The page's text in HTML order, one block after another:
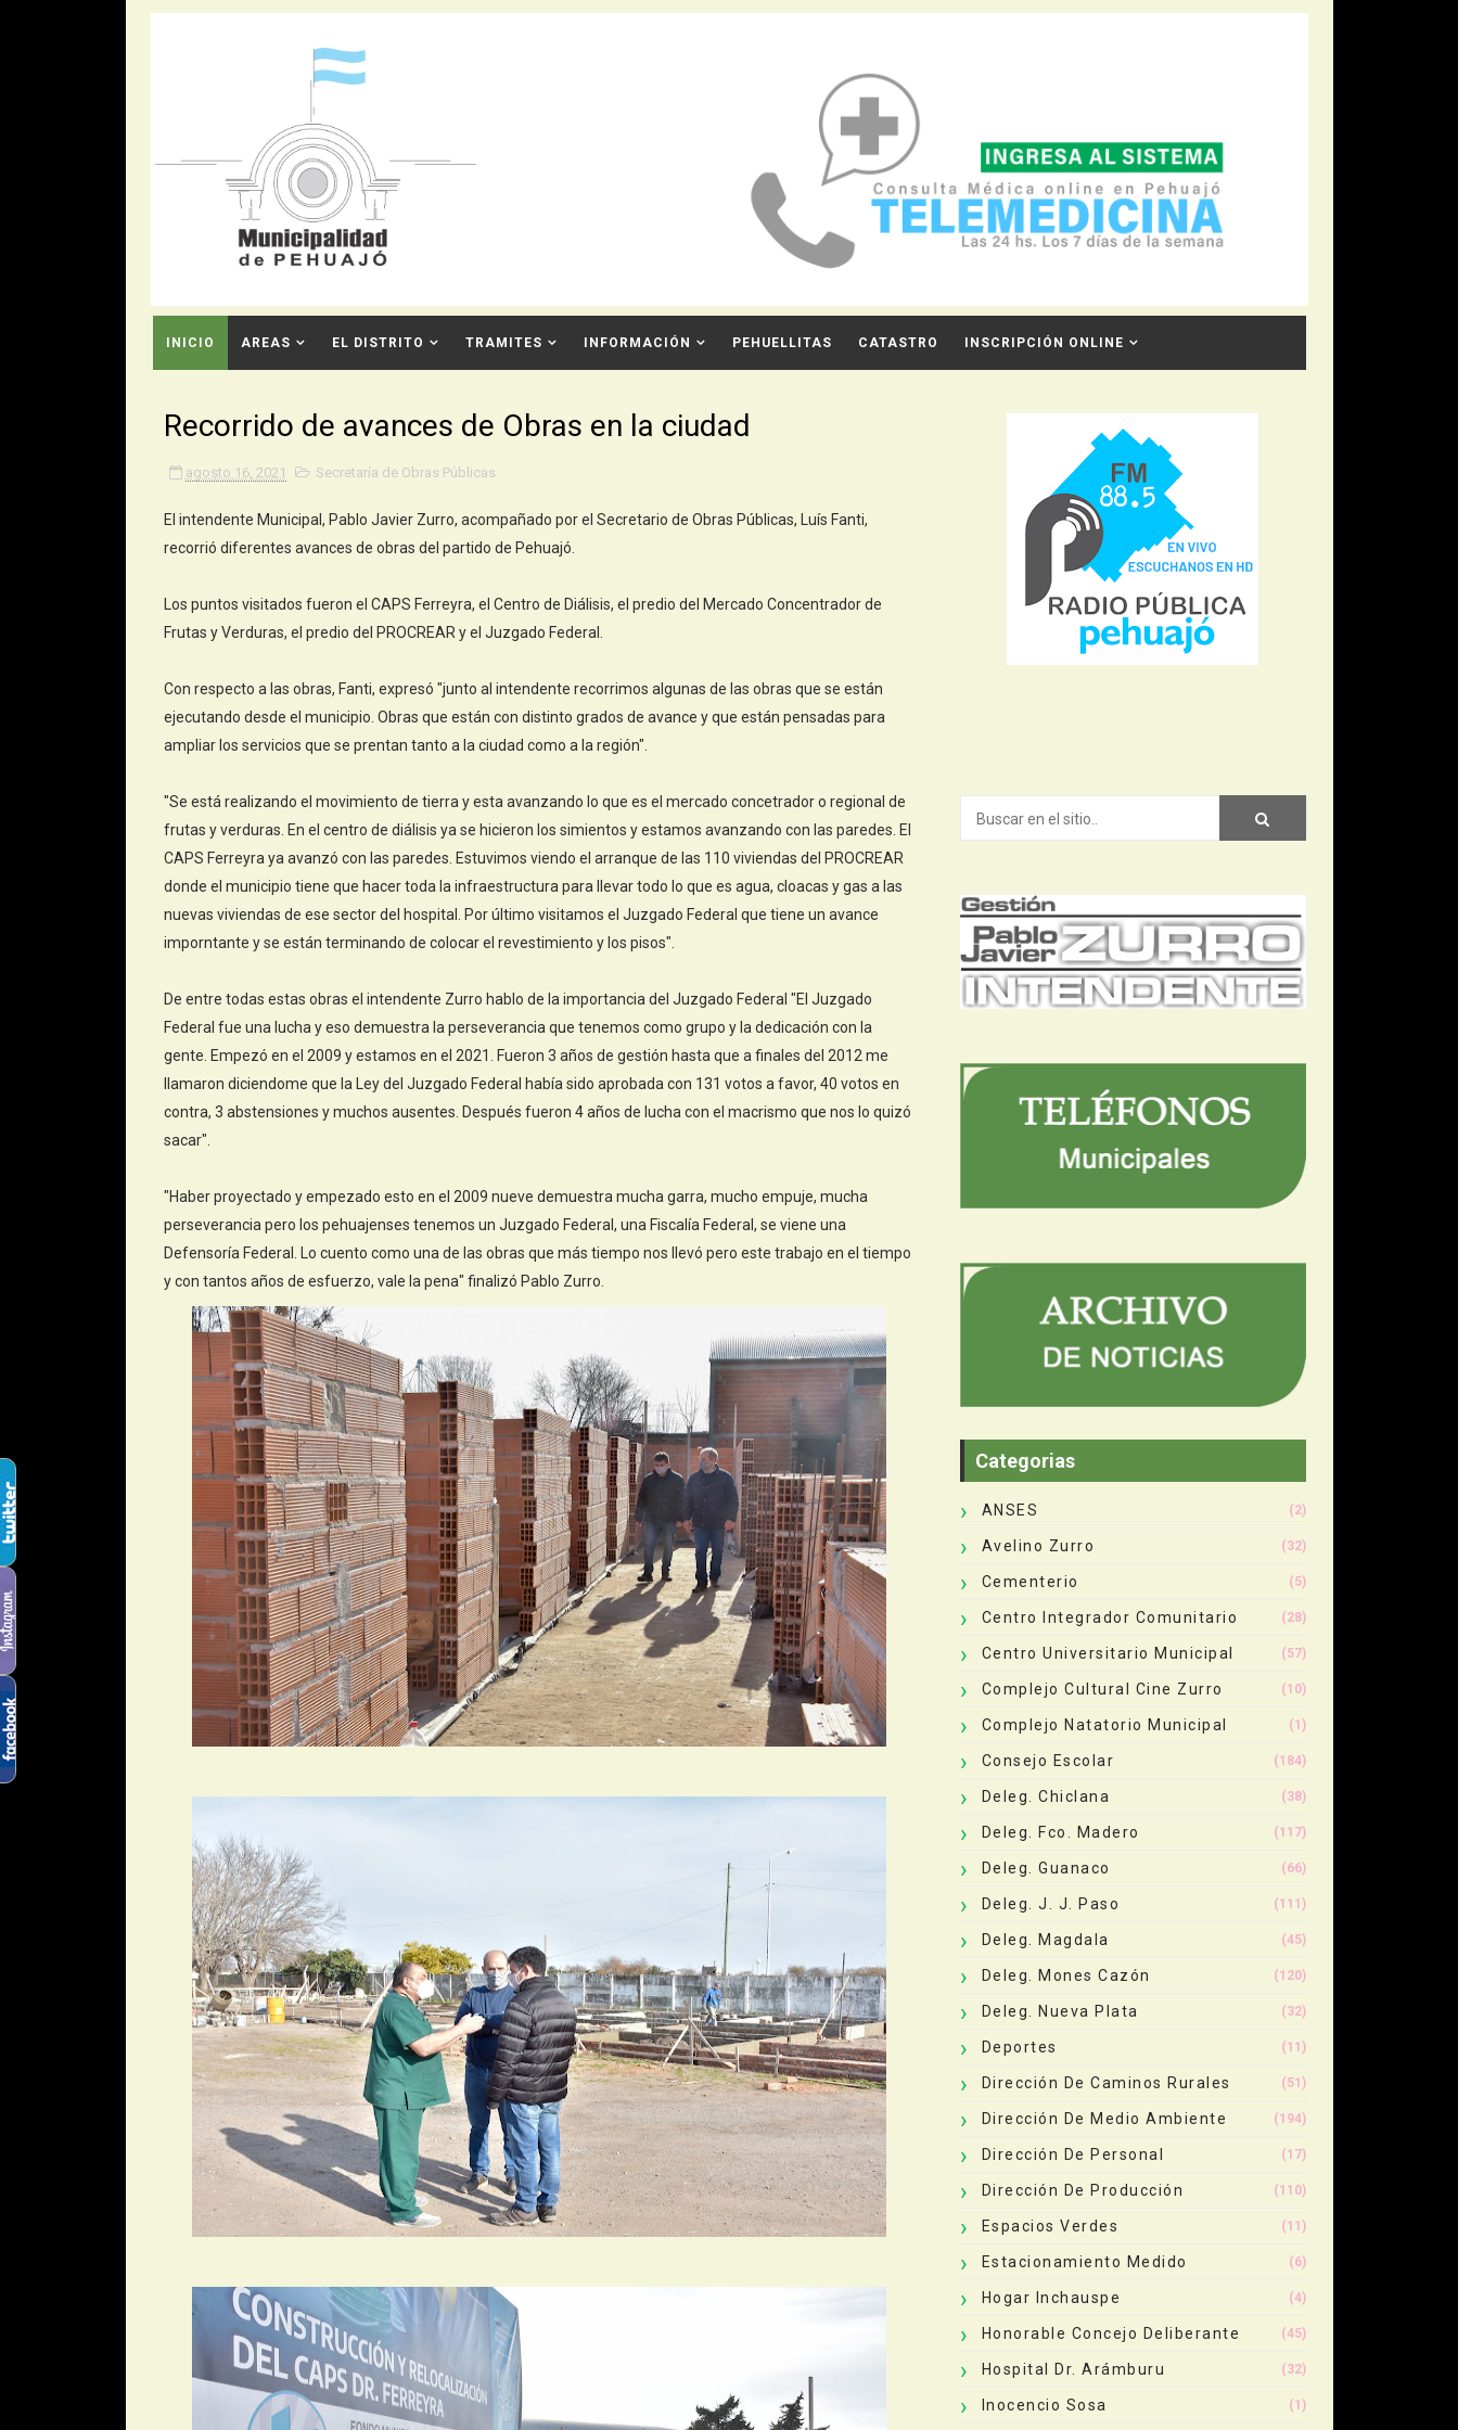
INICIO AREAS EL DISTRITO TRAMITES INFORMACIÓN PEHUELLITAS CATASTRO INSCRIPCIÓN ONLINE
Recorrido de avances de Obras en la ciudad
agosto 16, 2021 Secretaría de Obras Públicas
El intendente Municipal, Pablo Javier Zurro, acompañado por el Secretario de Obras Públicas, Luís Fanti,
recorrió diferentes avances de obras del partido de Pehuajó.
Los puntos visitados fueron el CAPS Ferreyra, el Centro de Diálisis, el predio del Mercado Concentrador de
Frutas y Verduras, el predio del PROCREAR y el Juzgado Federal.
Con respecto a las obras, Fanti, expresó "junto al intendente recorrimos algunas de las obras que se están
ejecutando desde el municipio. Obras que están con distinto grados de avance y que están pensadas para
ampliar los servicios que se prentan tanto a la ciudad como a la región".
"Se está realizando el movimiento de tierra y esta avanzando lo que es el mercado concetrador o regional de
frutas y verduras. En el centro de diálisis ya se hicieron los simientos y estamos avanzando con las paredes. El
CAPS Ferreyra ya avanzó con las paredes. Estuvimos viendo el arranque de las 110 viviendas del PROCREAR
donde el municipio tiene que hacer toda la infraestructura para llevar todo lo que es agua, cloacas y gas a las
nuevas viviendas de ese sector del hospital. Por último visitamos el Juzgado Federal que tiene un avance
imporntante y se están terminando de colocar el revestimiento y los pisos".
De entre todas estas obras el intendente Zurro hablo de la importancia del Juzgado Federal "El Juzgado
Federal fue una lucha y eso demuestra la perseverancia que tenemos como grupo y la dedicación con la
gente. Empezó en el 2009 y estamos en el 2021. Fueron 3 años de gestión hasta que a finales del 2012 me
llamaron diciendome que la Ley del Juzgado Federal había sido aprobada con 131 votos a favor, 40 votos en
contra, 3 abstensiones y muchos ausentes. Después fueron 4 años de lucha con el macrismo que nos lo quizó
sacar".
"Haber proyectado y empezado esto en el 2009 nueve demuestra mucha garra, mucho empuje, mucha
perseverancia pero los pehuajenses tenemos un Juzgado Federal, una Fiscalía Federal, se viene una
Defensoría Federal. Lo cuento como una de las obras que más tiempo nos llevó pero este trabajo en el tiempo
y con tantos años de esfuerzo, vale la pena" finalizó Pablo Zurro.
Categorias
ANSES (2)
Avelino Zurro (32)
Cementerio (5)
Centro Integrador Comunitario (28)
Centro Universitario Municipal (57)
Complejo Cultural Cine Zurro (10)
Complejo Natatorio Municipal (1)
Consejo Escolar (184)
Deleg. Chiclana (38)
Deleg. Fco. Madero (117)
Deleg. Guanaco (66)
Deleg. J. J. Paso (111)
Deleg. Magdala (45)
Deleg. Mones Cazón (120)
Deleg. Nueva Plata (32)
Deportes (11)
Dirección De Caminos Rurales (51)
Dirección De Medio Ambiente (194)
Dirección De Personal (17)
Dirección De Producción (110)
Espacios Verdes (11)
Estacionamiento Medido (6)
Hogar Inchauspe (4)
Honorable Concejo Deliberante (45)
Hospital Dr. Arámburu (32)
Inocencio Sosa (1)